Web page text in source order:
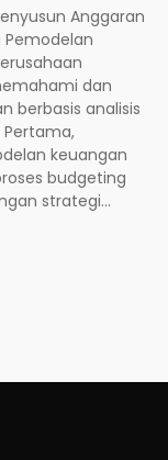
Anggaran
Pemodelan
dan
berbasis analisis
keuangan
budgeting
strategi...